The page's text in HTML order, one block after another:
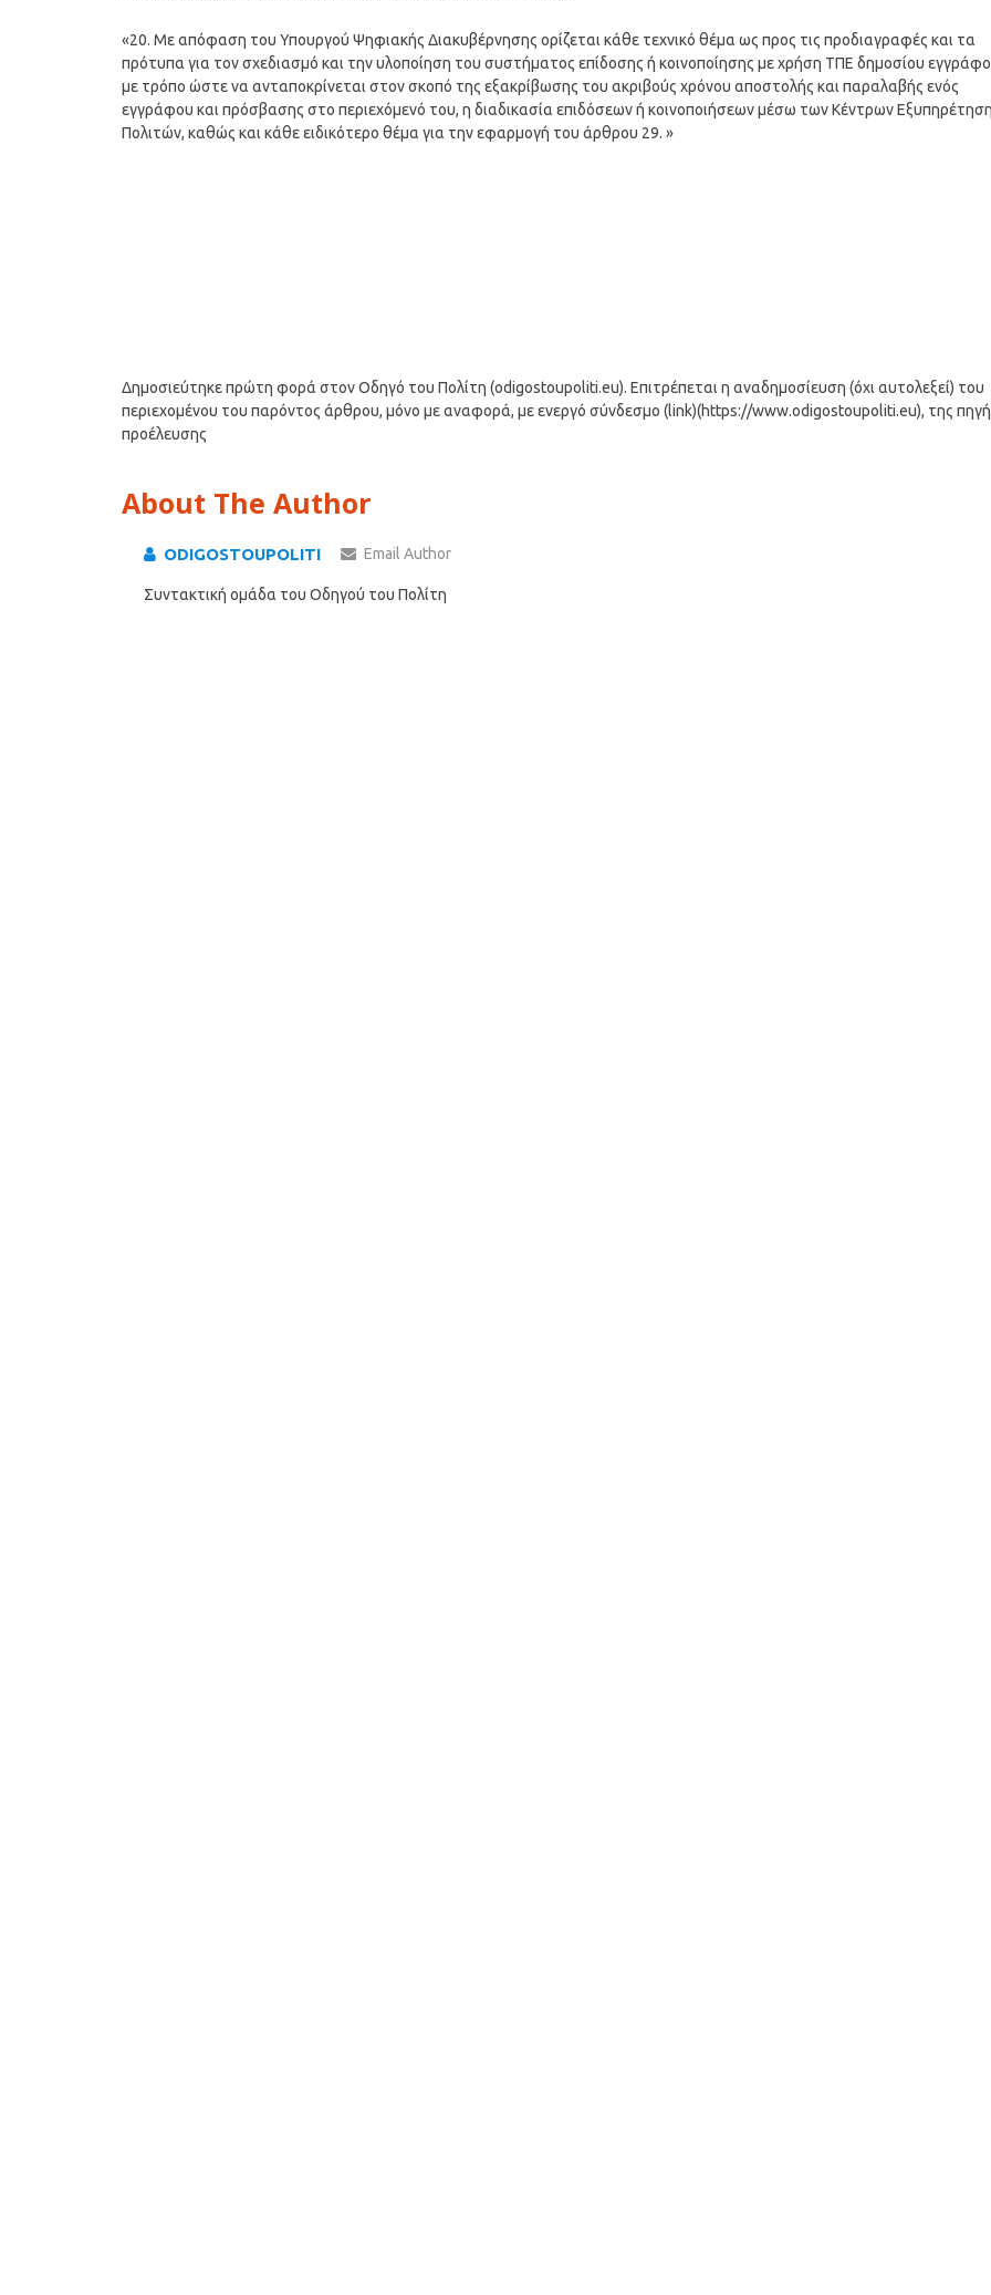
«20. Με απόφαση του Υπουργού Ψηφιακής Διακυβέρνησης ορίζεται κάθε τεχνικό θέμα ως προς τις προδιαγραφές και τα
πρότυπα για τον σχεδιασμό και την υλοποίηση του συστήματος επίδοσης ή κοινοποίησης με χρήση ΤΠΕ δημοσίου
με τρόπο ώστε να ανταποκρίνεται στον σκοπό της εξακρίβωσης του ακριβούς χρόνου αποστολής και παραλαβής ενός
εγγράφου και πρόσβασης στο περιεχόμενό του, η διαδικασία επιδόσεων ή κοινοποιήσεων μέσω των Κέντρων
Πολιτών, καθώς και κάθε ειδικότερο θέμα για την εφαρμογή του άρθρου 29. »
Δημοσιεύτηκε πρώτη φορά στον Οδηγό του Πολίτη (odigostoupoliti.eu). Επιτρέπεται η αναδημοσίευση (όχι αυτολεξεί) του
περιεχομένου του παρόντος άρθρου, μόνο με αναφορά, με ενεργό σύνδεσμο (link)(https://www.odigostoupoliti.eu), της
προέλευσης
About The Author
ODIGOSTOUPOLITI Email Author
Συντακτική ομάδα του Οδηγού του Πολίτη